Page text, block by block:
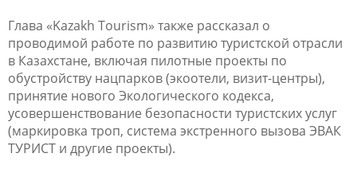
Глава «Kazakh Tourism» также рассказал о
проводимой работе по развитию туристской отрасли
в Казахстане, включая пилотные проекты по
обустройству нацпарков (экоотели, визит-центры),
принятие нового Экологического кодекса,
усовершенствование безопасности туристских услуг
(маркировка троп, система экстренного вызова ЭВАК
ТУРИСТ и другие проекты).